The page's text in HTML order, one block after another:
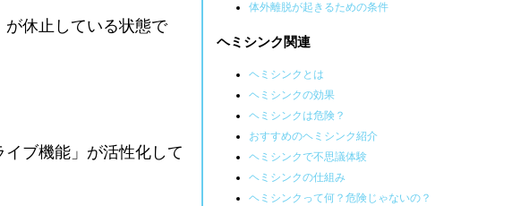
休止している状態で
ブ機能」が活性化して
体外離脱が起きるための条件
ヘミシンク関連
ヘミシンクとは
ヘミシンクの効果
ヘミシンクは危険？
おすすめのヘミシンク紹介
ヘミシンクで不思議体験
ヘミシンクの仕組み
ヘミシンクって何？危険じゃないの？